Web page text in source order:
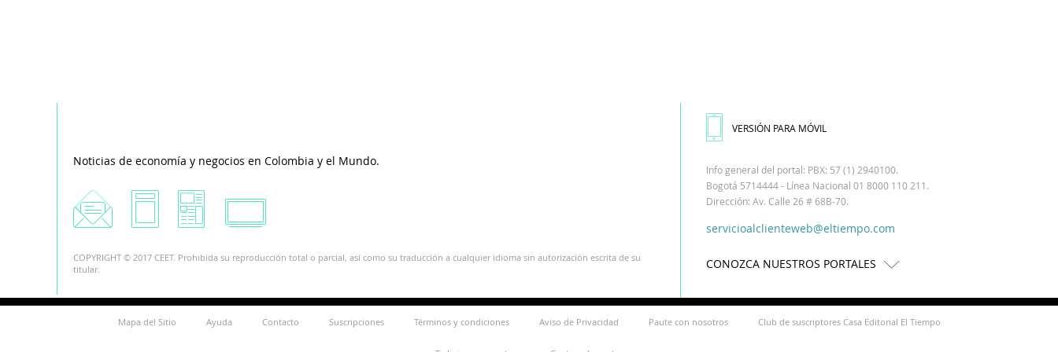
Noticias de economía y negocios en Colombia y el Mundo.
COPYRIGHT © 2017 CEET. Prohibida su reproducción total o parcial, así como su traducción a cualquier idioma sin autorización escrita de su
titular.
VERSIÓN PARA MÓVIL
Info general del portal: PBX: 57 (1) 2940100.
Bogotá 5714444 - Línea Nacional 01 8000 110 211.
Dirección: Av. Calle 26 # 68B-70.
servicioalclienteweb@eltiempo.com
CONOZCA NUESTROS PORTALES
Mapa del Sitio Ayuda Contacto Suscripciones Términos y condiciones Aviso de Privacidad Paute con nosotros Club de suscriptores Casa Editorial El Tiempo